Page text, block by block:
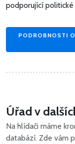
podporující politické
PODROBNOSTI
Úřad v
Na hlídači máme
databází. Zde vám